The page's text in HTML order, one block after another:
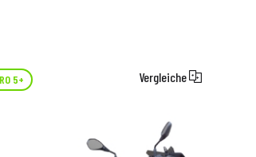
5+ Vergleiche